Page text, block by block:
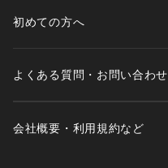
初めての方へ
よくある質問・お問い合わせ
会社概要・利用規約など